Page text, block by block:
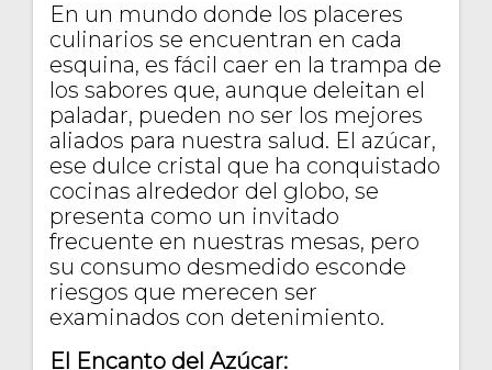
En un mundo donde los placeres
culinarios se encuentran en cada
esquina, es fácil caer en la trampa de
los sabores que, aunque deleitan el
paladar, pueden no ser los mejores
aliados para nuestra salud. El azúcar,
ese dulce cristal que ha conquistado
cocinas alrededor del globo, se
presenta como un invitado
frecuente en nuestras mesas, pero
su consumo desmedido esconde
riesgos que merecen ser
examinados con detenimiento.
El Encanto del Azúcar: